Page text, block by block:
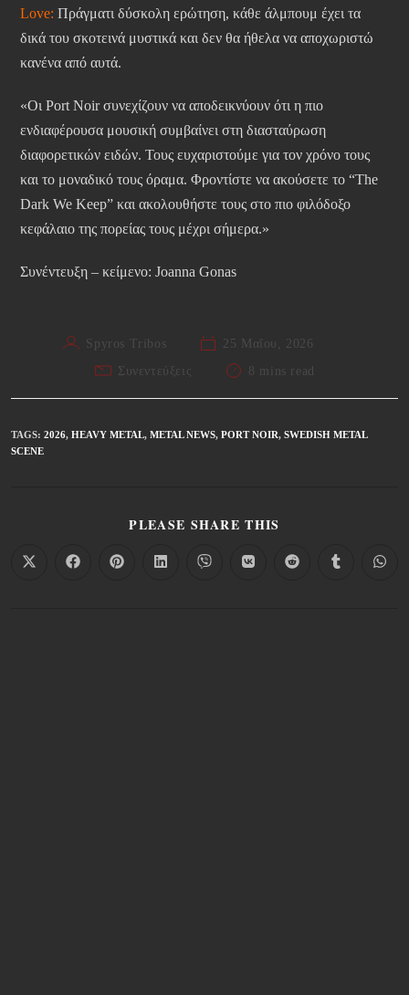
Love: Πράγματι δύσκολη ερώτηση, κάθε άλμπουμ έχει τα
δικά του σκοτεινά μυστικά και δεν θα ήθελα να αποχωριστώ
κανένα από αυτά.
«Οι Port Noir συνεχίζουν να αποδεικνύουν ότι η πιο
ενδιαφέρουσα μουσική συμβαίνει στη διασταύρωση
διαφορετικών ειδών. Τους ευχαριστούμε για τον χρόνο τους
και το μοναδικό τους όραμα. Φροντίστε να ακούσετε το “The
Dark We Keep” και ακολουθήστε τους στο πιο φιλόδοξο
κεφάλαιο της πορείας τους μέχρι σήμερα.»
Συνέντευξη – κείμενο: Joanna Gonas
Spyros Tribos
25 Μαΐου, 2026
Συνεντεύξεις
8 mins read
TAGS: 2026, HEAVY METAL, METAL NEWS, PORT NOIR, SWEDISH METAL
SCENE
PLEASE SHARE THIS